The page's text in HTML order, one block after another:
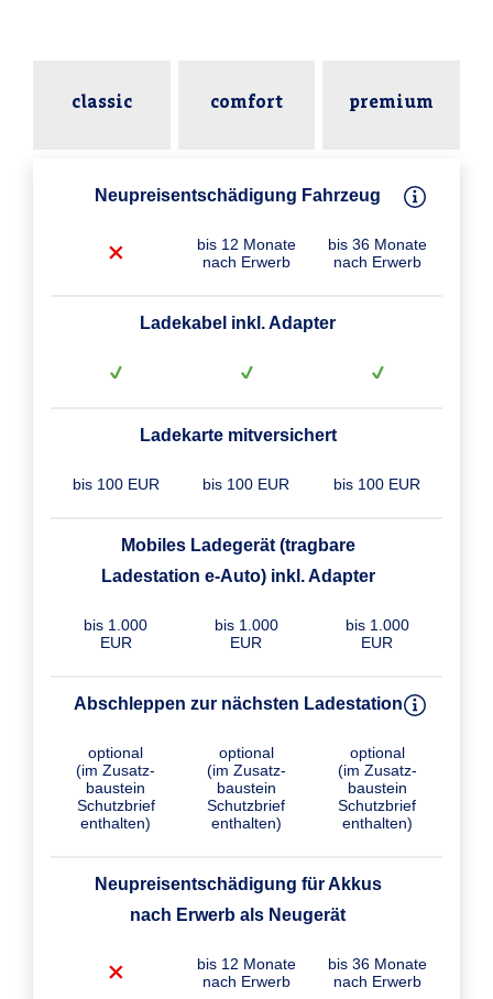
classic comfort premium
Neupreisentschädigung Fahrzeug
bis 12 Monate
nach Erwerb
bis 36 Monate
nach Erwerb
Ladekabel inkl. Adapter
Ladekarte mitversichert
bis 100 EUR bis 100 EUR bis 100 EUR
Mobiles Ladegerät (tragbare
Ladestation e-Auto) inkl. Adapter
bis 1.000
EUR
bis 1.000
EUR
bis 1.000
EUR
Abschleppen zur nächsten Ladestation
optional
(im Zusatz­
baustein
Schutzbrief
enthalten)
optional
(im Zusatz­
baustein
Schutzbrief
enthalten)
optional
(im Zusatz­
baustein
Schutzbrief
enthalten)
Neupreisentschädigung für Akkus
nach Erwerb als Neugerät
bis 12 Monate
nach Erwerb
bis 36 Monate
nach Erwerb